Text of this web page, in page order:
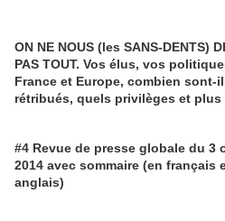
ON NE NOUS (les SANS-DENTS)
PAS TOUT. Vos élus, vos
France et Europe, combien sont-
rétribués, quels privilèges et plus
#4 Revue de presse globale du 3
2014 avec sommaire (en français
anglais)